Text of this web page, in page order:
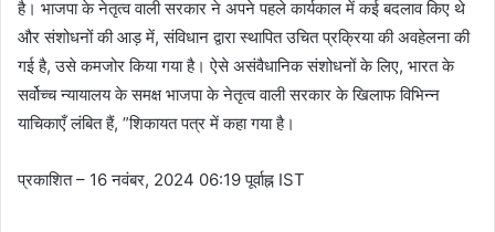
है। भाजपा के नेतृत्व वाली सरकार ने अपने पहले कार्यकाल में कई बदलाव किए थे
और संशोधनों की आड़ में, संविधान द्वारा स्थापित उचित प्रक्रिया की अवहेलना की
गई है, उसे कमजोर किया गया है। ऐसे असंवैधानिक संशोधनों के लिए, भारत के
सर्वोच्च न्यायालय के समक्ष भाजपा के नेतृत्व वाली सरकार के खिलाफ विभिन्न
याचिकाएँ लंबित हैं, ”शिकायत पत्र में कहा गया है।
प्रकाशित– 16 नवंबर, 2024 06:19 पूर्वाह्न IST